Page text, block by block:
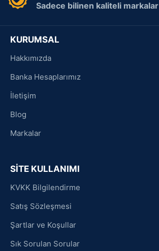
Sadece bilinen kaliteli markalar
KURUMSAL
Hakkımızda
Banka Hesaplarımız
İletişim
Blog
Markalar
SİTE KULLANIMI
KVKK Bilgilendirme
Satış Sözleşmesi
Şartlar ve Koşullar
Sık Sorulan Sorular